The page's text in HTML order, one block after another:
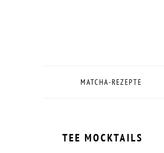
MATCHA-REZEPTE
TEE MOCKTAILS